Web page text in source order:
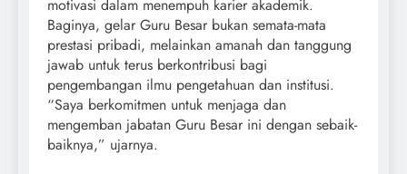
motivasi dalam menempuh karier akademik.
Baginya, gelar Guru Besar bukan semata-mata
prestasi pribadi, melainkan amanah dan tanggung
jawab untuk terus berkontribusi bagi
pengembangan ilmu pengetahuan dan institusi.
“Saya berkomitmen untuk menjaga dan
mengemban jabatan Guru Besar ini dengan sebaik-
baiknya,” ujarnya.